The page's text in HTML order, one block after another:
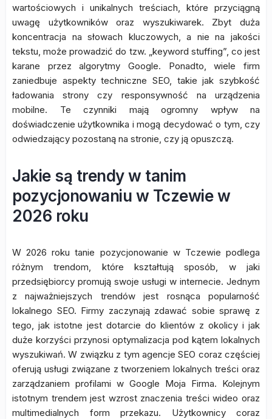
wartościowych i unikalnych treściach, które przyciągną
uwagę użytkowników oraz wyszukiwarek. Zbyt duża
koncentracja na słowach kluczowych, a nie na jakości
tekstu, może prowadzić do tzw. „keyword stuffing”, co jest
karane przez algorytmy Google. Ponadto, wiele firm
zaniedbuje aspekty techniczne SEO, takie jak szybkość
ładowania strony czy responsywność na urządzenia
mobilne. Te czynniki mają ogromny wpływ na
doświadczenie użytkownika i mogą decydować o tym, czy
odwiedzający pozostaną na stronie, czy ją opuszczą.
Jakie są trendy w tanim
pozycjonowaniu w Tczewie w
2026 roku
W 2026 roku tanie pozycjonowanie w Tczewie podlega
różnym trendom, które kształtują sposób, w jaki
przedsiębiorcy promują swoje usługi w internecie. Jednym
z najważniejszych trendów jest rosnąca popularność
lokalnego SEO. Firmy zaczynają zdawać sobie sprawę z
tego, jak istotne jest dotarcie do klientów z okolicy i jak
duże korzyści przynosi optymalizacja pod kątem lokalnych
wyszukiwań. W związku z tym agencje SEO coraz częściej
oferują usługi związane z tworzeniem lokalnych treści oraz
zarządzaniem profilami w Google Moja Firma. Kolejnym
istotnym trendem jest wzrost znaczenia treści wideo oraz
multimedialnych form przekazu. Użytkownicy coraz